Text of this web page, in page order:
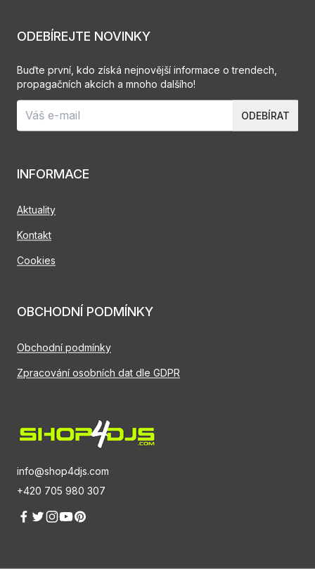
info@shop4djs.com
+420 705 980 307
INFORMACE
Aktuality
Kontakt
Cookies
OBCHODNÍ PODMÍNKY
Obchodní podmínky
Zpracování osobních dat dle GDPR
ODEBÍREJTE NOVINKY
Buďte první, kdo získá nejnovější informace o trendech,
propagačních akcích a mnoho dalšího!
ODEBÍRAT